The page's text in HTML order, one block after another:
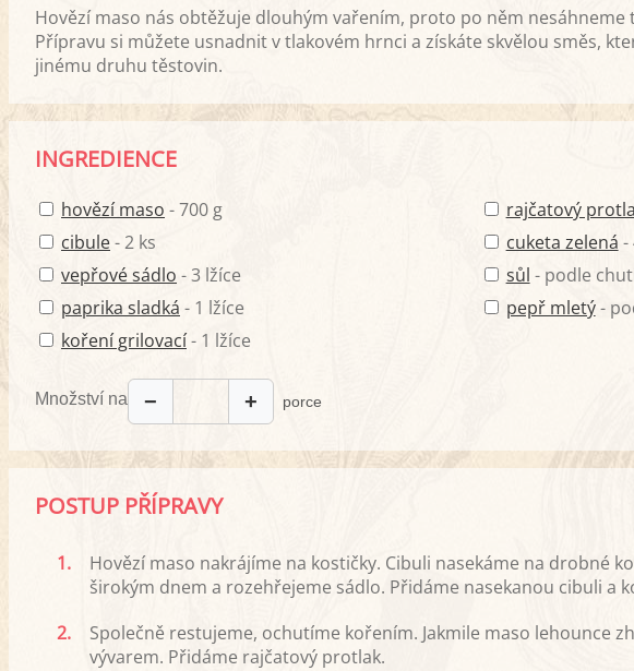
Hovězí maso nás obtěžuje dlouhým vařením, proto po něm nesáhneme
Přípravu si můžete usnadnit v tlakovém hrnci a získáte skvělou směs,
jinému druhu těstovin.
INGREDIENCE
hovězí maso - 700 g
cibule- 2 ks
vepřové sádlo - 3 lžíce
paprika sladká - 1 lžíce
koření grilovací- 1 lžíce
rajčatový
cuketa zelená -
sůl - podle
pepř mletý-
Množství na − + porce
POSTUP PŘÍPRAVY
1.
Hovězí maso nakrájíme na kostičky. Cibuli nasekáme na drobné
širokým dnem a rozehřejeme sádlo. Přidáme nasekanou cibuli a
2.
Společně restujeme, ochutíme kořením. Jakmile maso lehounce
vývarem. Přidáme rajčatový protlak.